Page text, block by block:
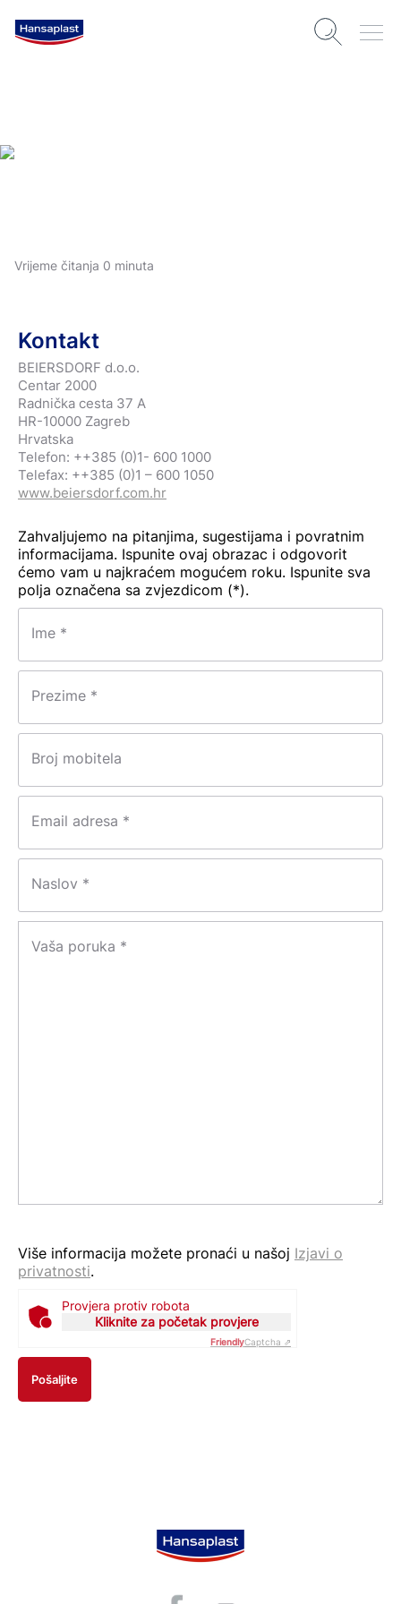
Vrijeme čitanja 0 minuta
Kontakt
BEIERSDORF d.o.o.
Centar 2000
Radnička cesta 37 A
HR-10000 Zagreb
Hrvatska
Telefon: ++385 (0)1- 600 1000
Telefax: ++385 (0)1 – 600 1050
www.beiersdorf.com.hr
Zahvaljujemo na pitanjima, sugestijama i povratnim
informacijama. Ispunite ovaj obrazac i odgovorit
ćemo vam u najkraćem mogućem roku. Ispunite sva
polja označena sa zvjezdicom (*).
Ime *
Prezime *
Broj mobitela
Email adresa *
Naslov *
Vaša poruka *
Više informacija možete pronaći u našoj Izjavi o
privatnosti.
Provjera protiv robota
Kliknite za početak provjere
FriendlyCaptcha ⇗
Pošaljite